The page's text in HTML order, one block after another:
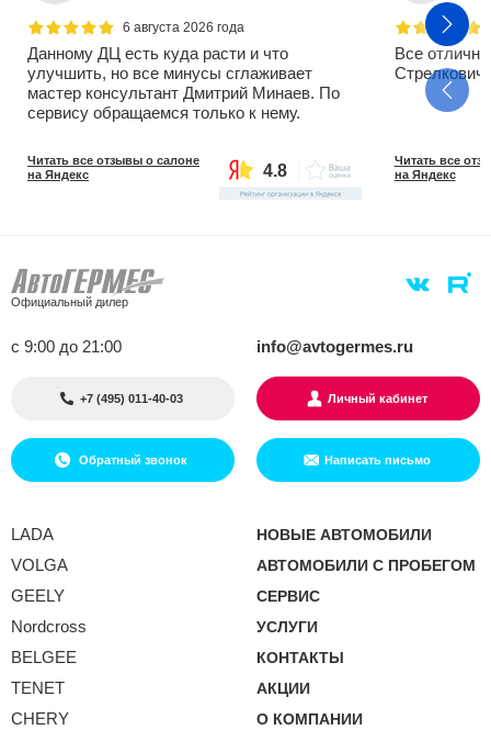
6 августа 2026 года
Данному ДЦ есть куда расти и что
улучшить, но все минусы сглаживает
мастер консультант Дмитрий Минаев. По
сервису обращаемся только к нему.
Читать все отзывы о салоне
на Яндекс
4.8
Все
Стрелкович
Читать все
на Яндекс
Официальный дилер
с 9:00 до 21:00 info@avtogermes.ru
+7 (495) 011-40-03 Личный кабинет
Обратный звонок Написать письмо
LADA
VOLGA
GEELY
Nordcross
BELGEE
TENET
CHERY
НОВЫЕ АВТОМОБИЛИ
АВТОМОБИЛИ С ПРОБЕГОМ
СЕРВИС
УСЛУГИ
КОНТАКТЫ
АКЦИИ
О КОМПАНИИ